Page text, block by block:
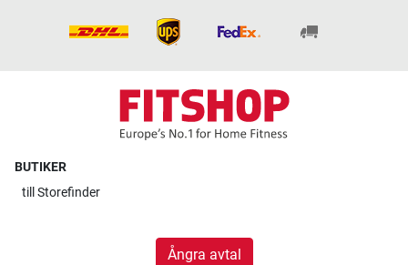
BUTIKER
till Storefinder
Ångra avtal